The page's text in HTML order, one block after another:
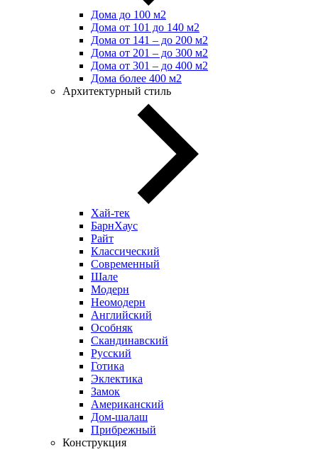
Дома до 100 м2
Дома от 101 до 140 м2
Дома от 141 – до 200 м2
Дома от 201 – до 300 м2
Дома от 301 – до 400 м2
Дома более 400 м2
Архитектурный стиль
Хай-тек
БарнХаус
Райт
Классический
Современный
Шале
Модерн
Неомодерн
Английский
Особняк
Скандинавский
Русский
Готика
Эклектика
Замок
Американский
Дом-шалаш
Прибрежный
Конструкция